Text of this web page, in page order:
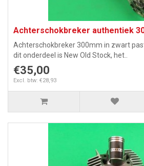
Achterschokbreker authentiek
Achterschokbreker 300mm in zwart
dit onderdeel is New Old Stock, het..
€35,00
Excl. btw: €28,93